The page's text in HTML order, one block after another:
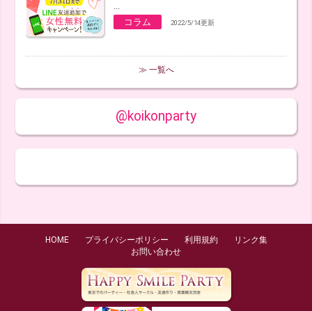
...
コラム
2022/5/14更新
≫ 一覧へ
@koikonparty
HOME プライバシーポリシー 利用規約
リンク集
お問い合わせ